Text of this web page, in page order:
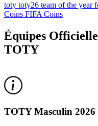
toty toty26 team of the year
Coins FIFA Coins
Équipes
TOTY
TOTY Masculin 2026